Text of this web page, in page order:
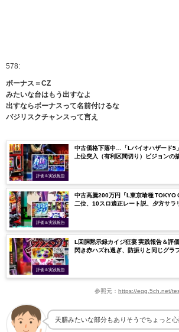
578:
ボーナス＝CZ
みたいな台はもう出すなよ
出すならボーナスって名前付けるな
バジリスクチャンスって言え
評価＆実践報告
中古価格下落中…「Lバイオハザード5
上位突入（有利区間切り）ビジョンの
評価＆実践報告
中古高騰200万円『L東京喰種 TOKYO
二位、10スロ適正レート説、夕方サラ
評価＆実践報告
L回胴黙示録カイジ狂宴 実践報告＆評価｜シンエヴァの下位互換、
閃き赤ハズれ過ぎ、防振りと同じグラ
参照元： https://egg.5ch.net/
天膳みたいな部分もありそうでちょっと心